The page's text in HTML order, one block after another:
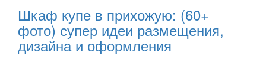
Шкаф купе в прихожую: (60+
фото) супер идеи размещения,
дизайна и оформления